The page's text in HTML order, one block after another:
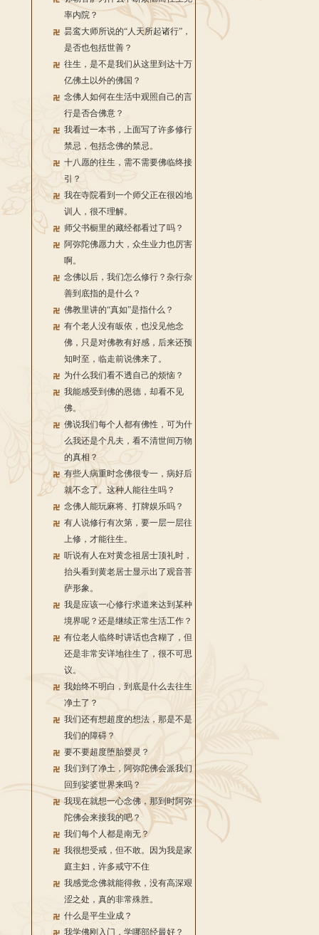
率内院？
昙鸾大师所说的“人天所起诸行”，
是否也包括世善？
往生，是不是我们从这里到达十万
亿佛土以外的佛国？
念佛人如何在生活中观照自己的言
行是否合佛意？
我看过一本书，上面写了许多修行
禁忌，包括念佛的禁忌。
十八愿的往生，需不需要佛临终接
引？
我在寺院看到一个师父正在很凶地
训人，很不理解。
师父书橱里的藏经都看过了吗？
阿弥陀佛愿力大，众生业力也厉害
啊。
念佛以后，我们怎么修行？杂行杂
善到底指的是什么？
佛教里讲的“真如”是指什么？
有个老人没有皈依，也没见他念
佛，只是对佛教有好感，后来还预
知时至，临走前说佛来了。
为什么我们看不透自己的烦恼？
我能感受到佛的恩德，却看不见
佛。
佛说我们每个人都有佛性，可为什
么我还是个凡夫，看不清世间万物
的真相？
有些人病重时念佛很专一，病好后
就不念了。这种人能往生吗？
念佛人能玩麻将、打牌娱乐吗？
有人说修行有次第，要一层一层往
上修，才能往生。
听说有人在对黄念祖居士顶礼时，
抬头看到黄老居士显示出了观音菩
萨形象。
我是应该一心修行求道来达到某种
境界呢？还是继续正常生活工作？
有位老人临终时讲话也含糊了，但
还是非常安详地往生了，很不可思
议。
我始终不明白，到底是什么去往生
净土了？
我们还有想超度的想法，那是不是
我们的障碍？
要不要超度堕胎婴灵？
我们到了净土，阿弥陀佛会派我们
回到娑婆世界来吗？
我现在就想一心念佛，那到时阿弥
陀佛会来接我的吧？
我们每个人都是南无？
我很想受戒，但不敢。因为我是家
庭主妇，许多戒守不住
我感觉念佛就能得救，没有高深艰
涩之处，真的非常殊胜。
什么是平生业成？
我学佛刚入门，学哪部经最好？